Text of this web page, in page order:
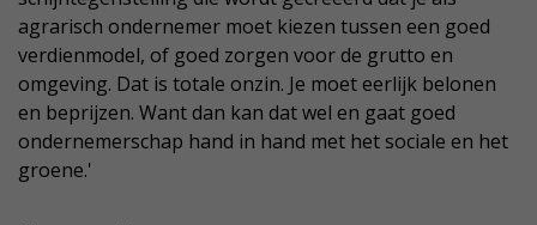
agrarisch ondernemer moet kiezen tussen een goed
verdienmodel, of goed zorgen voor de grutto en
omgeving. Dat is totale onzin. Je moet eerlijk belonen
en beprijzen. Want dan kan dat wel en gaat goed
ondernemerschap hand in hand met het sociale en het
groene.'